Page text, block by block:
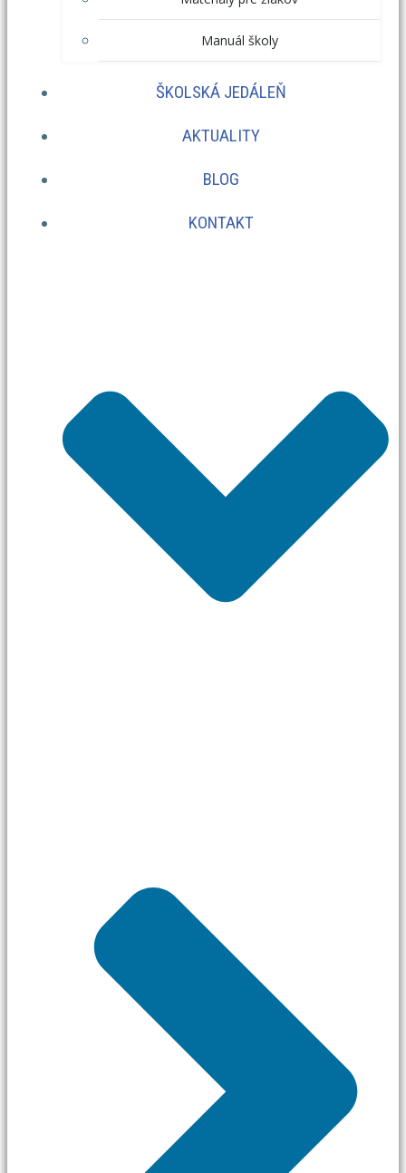
Manuál školy
ŠKOLSKÁ JEDÁLEŇ
AKTUALITY
BLOG
KONTAKT